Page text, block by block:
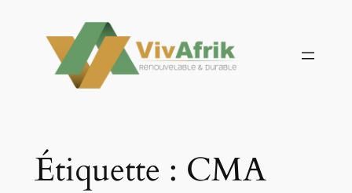
contenu
Étiquette : CMA